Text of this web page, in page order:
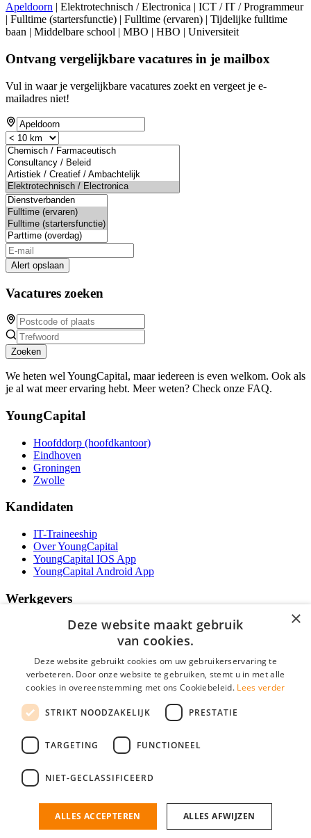
Apeldoorn | Elektrotechnisch / Electronica | ICT / IT / Programmeur
| Fulltime (startersfunctie) | Fulltime (ervaren) | Tijdelijke fulltime
baan | Middelbare school | MBO | HBO | Universiteit
Ontvang vergelijkbare vacatures in je mailbox
Vul in waar je vergelijkbare vacatures zoekt en vergeet je e-
mailadres niet!
Alert opslaan
Vacatures zoeken
Zoeken
We heten wel YoungCapital, maar iedereen is even welkom. Ook als
je al wat meer ervaring hebt. Meer weten? Check onze FAQ.
YoungCapital
Hoofddorp (hoofdkantoor)
Eindhoven
Groningen
Zwolle
Kandidaten
IT-Traineeship
Over YoungCapital
YoungCapital IOS App
YoungCapital Android App
Werkgevers
Het concept
Contractvormen
Brochure aanvragen
Vacature aanmelden
F.A.Q.
Social
IT Vacatures is onderdeel van YoungCapital • © 2026 • KvK nr: 34199416 •
×
Deze website maakt gebruik
van cookies.
Deze website gebruikt cookies om uw gebruikerservaring te
verbeteren. Door onze website te gebruiken, stemt u in met alle
cookies in overeenstemming met ons Cookiebeleid. Lees verder
STRIKT NOODZAKELIJK PRESTATIE
TARGETING FUNCTIONEEL
NIET-GECLASSIFICEERD
ALLES ACCEPTEREN ALLES AFWIJZEN